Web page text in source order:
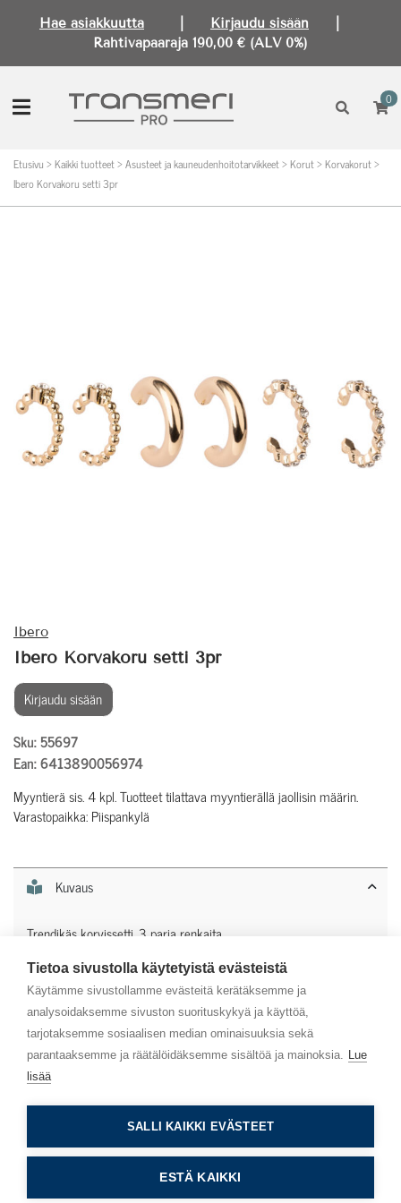
Tietoa sivustolla käytetyistä evästeistä
Käytämme sivustollamme evästeitä kerätäksemme ja
analysoidaksemme sivuston suorituskykyä ja käyttöä,
tarjotaksemme sosiaalisen median ominaisuuksia sekä
parantaaksemme ja räätälöidäksemme sisältöä ja mainoksia. Lue
lisää
SALLI KAIKKI EVÄSTEET
ESTÄ KAIKKI
Hae asiakkuutta Kirjaudu sisään
Rahtivapaaraja 190,00 € (ALV 0%)
0
Etusivu >Kaikki tuotteet>Asusteet ja kauneudenhoitotarvikkeet>Korut>Korvakorut>
Ibero Korvakoru setti 3pr
Ibero
Ibero Korvakoru setti 3pr
Kirjaudu sisään
Sku: 55697
Ean: 6413890056974
Myyntierä sis. 4 kpl. Tuotteet tilattava myyntierällä jaollisin määrin.
Varastopaikka: Piispankylä
Kuvaus
Trendikäs korvissetti, 3 paria renkaita.
Lisätiedot